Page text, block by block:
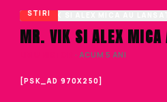
STIRI
MR. VIK SI ALEX MICA
· ACUM 5 ANI
[PSK_AD 970X250]